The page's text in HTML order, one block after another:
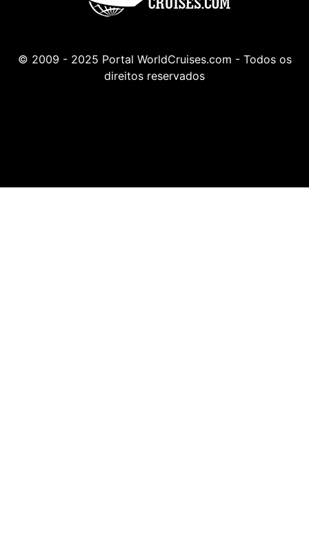
© 2009 - 2025 Portal WorldCruises.com - Todos os
direitos reservados